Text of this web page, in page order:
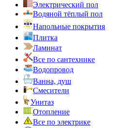
Электрический пол
Водяной тёплый пол
Напольные покрытия
Плитка
Ламинат
Все по сантехнике
Водопровод
Ванна, душ
Смесители
Унитаз
Отопление
Все по электрике